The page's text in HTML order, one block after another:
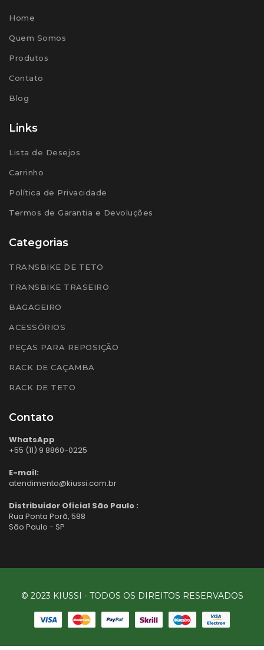
Home
Quem Somos
Produtos
Contato
Blog
Links
Lista de Desejos
Carrinho
Política de Privacidade
Termos de Garantia e Devoluções
Categorias
TRANSBIKE DE TETO
TRANSBIKE TRASEIRO
BAGAGEIRO
ACESSÓRIOS
PEÇAS PARA REPOSIÇÃO
RACK DE CAÇAMBA
RACK DE TETO
Contato
WhatsApp
+55 (11) 9 8860-0225
E-mail:
atendimento@kiussi.com.br
Distribuidor Oficial São Paulo :
Rua Ponta Porã, 588
São Paulo - SP
© 2023 KIUSSI - TODOS OS DIREITOS RESERVADOS